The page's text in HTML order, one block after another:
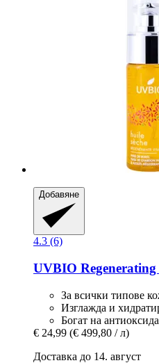
Добавяне
4.3 (6)
UVBIO
За всички типове
Изглажда и
Богат на
€ 24,99 (€ 499,80 / л)
Доставка до 14. август